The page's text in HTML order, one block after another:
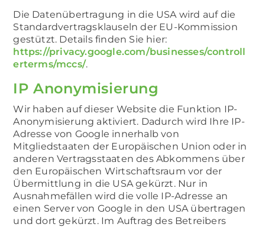
Die Datenübertragung in die USA wird auf die
Standardvertragsklauseln der EU-Kommission
gestützt. Details finden Sie hier:
https://privacy.google.com/businesses/controll
erterms/mccs/.
IP Anonymisierung
Wir haben auf dieser Website die Funktion IP-
Anonymisierung aktiviert. Dadurch wird Ihre IP-
Adresse von Google innerhalb von
Mitgliedstaaten der Europäischen Union oder in
anderen Vertragsstaaten des Abkommens über
den Europäischen Wirtschaftsraum vor der
Übermittlung in die USA gekürzt. Nur in
Ausnahmefällen wird die volle IP-Adresse an
einen Server von Google in den USA übertragen
und dort gekürzt. Im Auftrag des Betreibers